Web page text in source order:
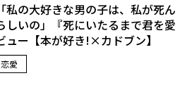
私の大好きな男の子は、私が死ん
いの」――『死にいたるまで君を愛
ュー【本が好き!×カドブン】
恋愛